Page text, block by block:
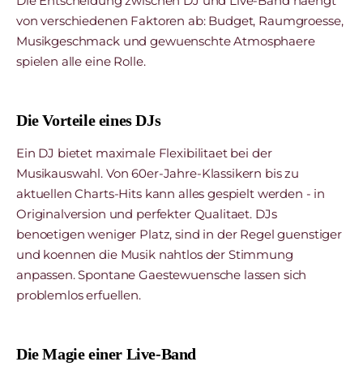
von verschiedenen Faktoren ab: Budget, Raumgroesse,
Musikgeschmack und gewuenschte Atmosphaere
spielen alle eine Rolle.
Die Vorteile eines DJs
Ein DJ bietet maximale Flexibilitaet bei der
Musikauswahl. Von 60er-Jahre-Klassikern bis zu
aktuellen Charts-Hits kann alles gespielt werden - in
Originalversion und perfekter Qualitaet. DJs
benoetigen weniger Platz, sind in der Regel guenstiger
und koennen die Musik nahtlos der Stimmung
anpassen. Spontane Gaestewuensche lassen sich
problemlos erfuellen.
Die Magie einer Live-Band